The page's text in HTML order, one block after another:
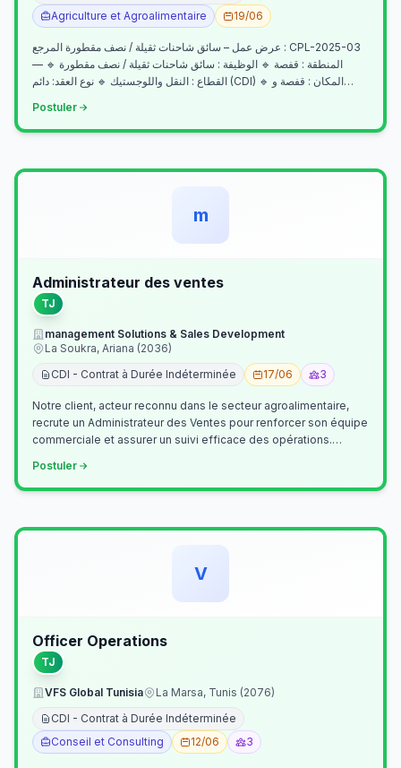
Agriculture et Agroalimentaire
19/06
عرض عمل – سائق شاحنات ثقيلة / نصف مقطورة المرجع : CPL-2025-03
— المنطقة : قفصة 🔹 الوظيفة : سائق شاحنات ثقيلة / نصف مقطورة 🔹
القطاع : النقل واللوجستيك 🔹 نوع العقد: دائم (CDI) 🔹 المكان : قفصة و…
Postuler
m
Administrateur des ventes
TJ
management Solutions & Sales Development
La Soukra, Ariana (2036)
CDI - Contrat à Durée Indéterminée
17/06 3
Notre client, acteur reconnu dans le secteur agroalimentaire,
recrute un Administrateur des Ventes pour renforcer son équipe
commerciale et assurer un suivi efficace des opérations.
Postuler
V
Officer Operations
TJ
VFS Global Tunisia
La Marsa, Tunis (2076)
CDI - Contrat à Durée Indéterminée
Conseil et Consulting
12/06 3